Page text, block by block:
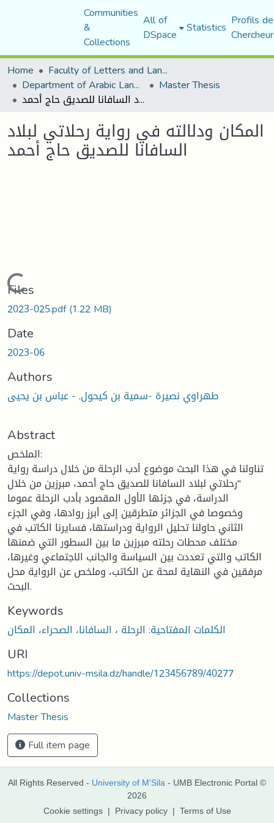
Communities
&
Collections
All of
DSpace Statistics Profils
Home
Faculty of Letters and Languages
Department of Arabic Language and Literature Master Thesis
المكان ودلالته في رواية رحلاتي لبلاد السافانا للصديق حاج أحمد
المكان ودلالته في رواية رحلاتي لبلاد
السافانا للصديق حاج أحمد
Loading...
Files
2023-025.pdf(1.22 MB)
Date
2023-06
Authors
طهراوي نصيرة -سمية بن كيحول, - عباس بن يحيى
Abstract
الملخص:
تناولنا في هذا البحث موضوع أدب الرحلة من خلال دراسة رواية
"رحلاتي لبلاد السافانا للصديق حاج أحمد، مبرزين من خلال
الدراسة، في جزئها الأول المقصود بأدب الرحلة عموما
وخصوصا في الجزائر متطرقين إلى أبرز روادها، وفي الجزء
الثاني حاولنا تحليل الرواية ودراستها، فسايرنا الكاتب في
مختلف محطات رحلته مبرزين ما بين السطور التي ضمنها
الكاتب والتي تعددت بين السياسة والجانب الاجتماعي وغيرها،
مرفقين في النهاية لمحة عن الكاتب، وملخص عن الرواية محل
البحث.
Keywords
الكلمات المفتاحية: الرحلة ، السافانا، الصحراء، المكان
URI
https://depot.univ-msila.dz/handle/123456789/40277
Collections
Master Thesis
Full item page
All Rights Reserved - University of M'Sila - UMB Electronic Portal ©
2026
Cookie settings | Privacy policy | Terms of Use